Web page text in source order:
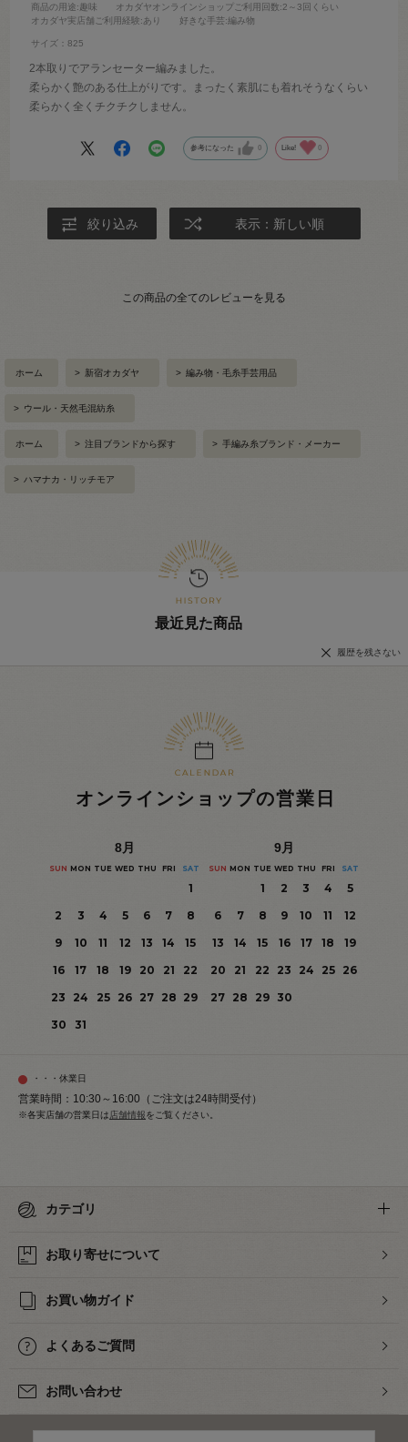
商品の用途:趣味 オカダヤオンラインショップご利用回数:2～3回くらい
オカダヤ実店舗ご利用経験:あり 好きな手芸:編み物
サイズ：825
2本取りでアランセーター編みました。
柔らかく艶のある仕上がりです。まったく素肌にも着れそうなくらい
柔らかく全くチクチクしません。
参考になった 0 Like! 0
絞り込み 表示：新しい順
この商品の全てのレビューを見る
ホーム > 新宿オカダヤ > 編み物・毛糸手芸用品
> ウール・天然毛混紡糸
ホーム > 注目ブランドから探す > 手編み糸ブランド・メーカー
> ハマナカ・リッチモア
最近見た商品
履歴を残さない
オンラインショップの営業日
8月
SUN MON TUE WED THU FRI SAT
1
2
3 4 5 6 7
8
9
10 11 12 13 14
15
16
17 18 19 20 21
22
23
24 25 26 27 28 29
30
31
9月
SUN MON TUE WED THU FRI SAT
1 2 3 4
5
6
7 8 9 10 11
12
13
14 15 16 17 18
19
20
21 22 23 24 25
26
27 28 29 30
・・・休業日
営業時間：10:30～16:00（ご注文は24時間受付）
※各実店舗の営業日は店舗情報をご覧ください。
カテゴリ
お取り寄せについて
お買い物ガイド
よくあるご質問
お問い合わせ